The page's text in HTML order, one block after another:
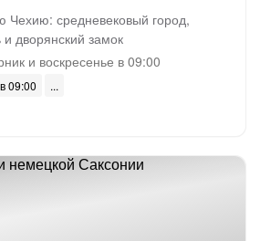
Чехию: средневековый город,
дворянский замок
и воскресенье в 09:00
09:00